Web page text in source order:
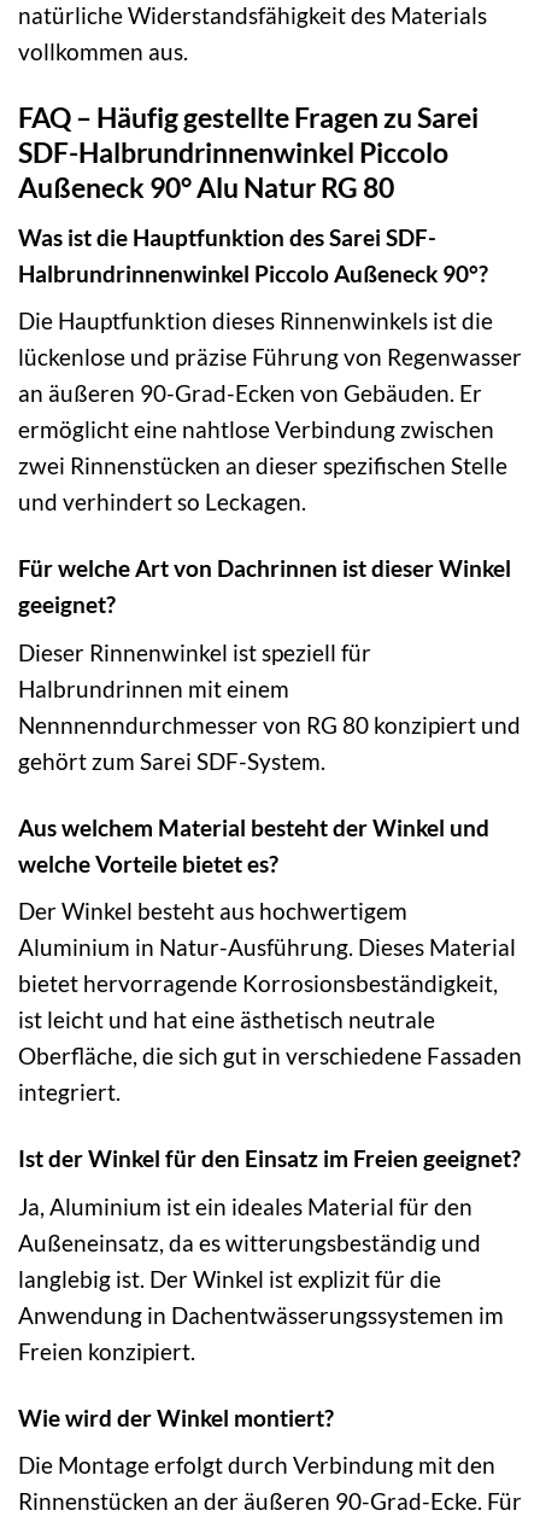
natürliche Widerstandsfähigkeit des Materials
vollkommen aus.
FAQ – Häufig gestellte Fragen zu Sarei
SDF-Halbrundrinnenwinkel Piccolo
Außeneck 90° Alu Natur RG 80
Was ist die Hauptfunktion des Sarei SDF-
Halbrundrinnenwinkel Piccolo Außeneck 90°?
Die Hauptfunktion dieses Rinnenwinkels ist die
lückenlose und präzise Führung von Regenwasser
an äußeren 90-Grad-Ecken von Gebäuden. Er
ermöglicht eine nahtlose Verbindung zwischen
zwei Rinnenstücken an dieser spezifischen Stelle
und verhindert so Leckagen.
Für welche Art von Dachrinnen ist dieser Winkel
geeignet?
Dieser Rinnenwinkel ist speziell für
Halbrundrinnen mit einem
Nennnenndurchmesser von RG 80 konzipiert und
gehört zum Sarei SDF-System.
Aus welchem Material besteht der Winkel und
welche Vorteile bietet es?
Der Winkel besteht aus hochwertigem
Aluminium in Natur-Ausführung. Dieses Material
bietet hervorragende Korrosionsbeständigkeit,
ist leicht und hat eine ästhetisch neutrale
Oberfläche, die sich gut in verschiedene Fassaden
integriert.
Ist der Winkel für den Einsatz im Freien geeignet?
Ja, Aluminium ist ein ideales Material für den
Außeneinsatz, da es witterungsbeständig und
langlebig ist. Der Winkel ist explizit für die
Anwendung in Dachentwässerungssystemen im
Freien konzipiert.
Wie wird der Winkel montiert?
Die Montage erfolgt durch Verbindung mit den
Rinnenstücken an der äußeren 90-Grad-Ecke. Für